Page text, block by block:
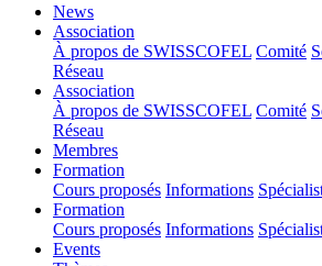
News(current)
Association
À propos de SWISSCOFEL Comité
Réseau
Association
À propos de SWISSCOFEL Comité
Réseau
Membres(current)
Formation
Cours proposés Informations
Formation
Cours proposés Informations
Events(current)